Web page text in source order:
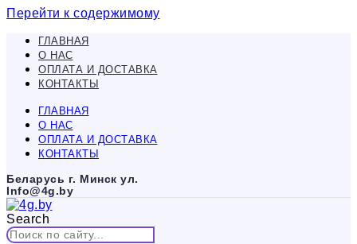
Перейти к содержимому
ГЛАВНАЯ
О НАС
ОПЛАТА И ДОСТАВКА
КОНТАКТЫ
ГЛАВНАЯ
О НАС
ОПЛАТА И ДОСТАВКА
КОНТАКТЫ
Беларусь г. Минск ул.
Info@4g.by
Search